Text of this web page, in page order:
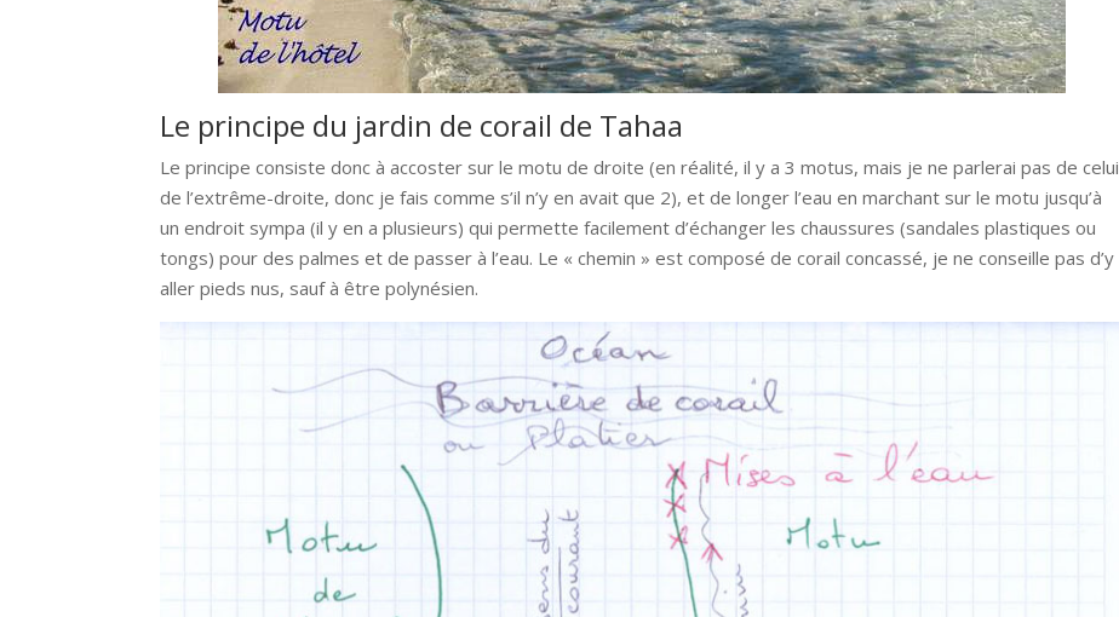
Le principe du jardin de corail de Tahaa
Le principe consiste donc à accoster sur le motu de droite (en réalité, il y a 3 motus, mais je ne parlerai pas de celui
de l’extrême-droite, donc je fais comme s’il n’y en avait que 2), et de longer l’eau en marchant sur le motu jusqu’à
un endroit sympa (il y en a plusieurs) qui permette facilement d’échanger les chaussures (sandales plastiques ou
tongs) pour des palmes et de passer à l’eau. Le « chemin » est composé de corail concassé, je ne conseille pas d’y
aller pieds nus, sauf à être polynésien.